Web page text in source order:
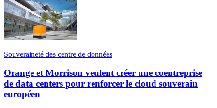
Souveraineté des centre de données
Orange et Morrison veulent créer une coentreprise
de data centers pour renforcer le cloud souverain
européen